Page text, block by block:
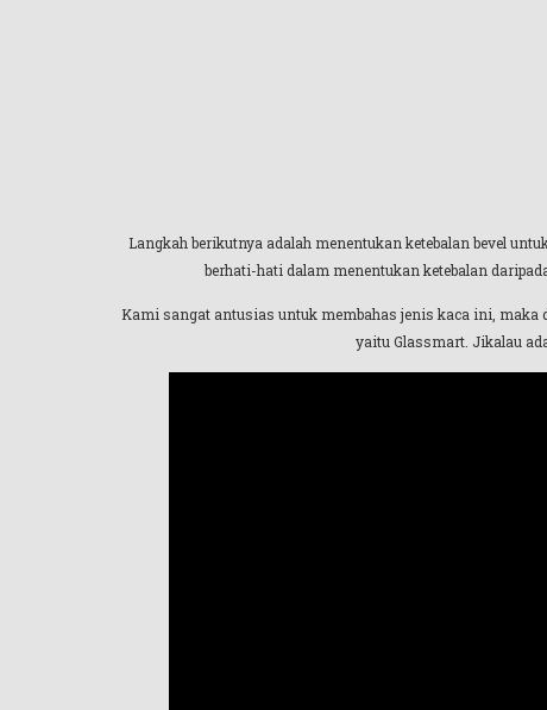
Langkah berikutnya adalah menentukan ketebalan bevel
berhati-hati dalam menentukan ketebalan
Kami sangat antusias untuk membahas jenis kaca ini,
yaitu Glassmart. Jikalau